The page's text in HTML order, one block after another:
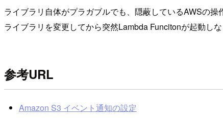
ライブラリ自体がプラガブルでも、隠蔽しているAWSの操
ライブラリを変更してから突然Lambda Funcitonが起動し
参考URL
Amazon S3 イベント通知の設定